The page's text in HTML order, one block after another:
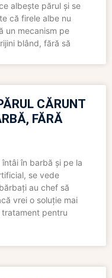
albește părul și se
că firele albe nu
un mecanism pe
blând, fără să
CĂRUNT
FĂRĂ
în barbă și pe la
se vede
au chef să
vrei o soluție mai
pentru